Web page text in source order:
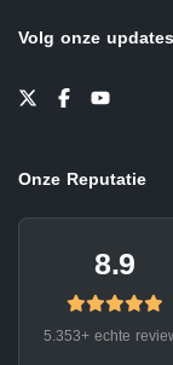
Volg onze updates
Onze Reputatie
8.9
5.353+ echte